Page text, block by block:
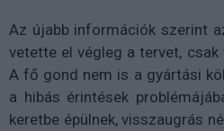
Az újabb információk szerint
vetette el végleg a tervet, csak
A fő gond nem is a gyártási
a hibás érintések
keretbe épülnek, visszaugrás